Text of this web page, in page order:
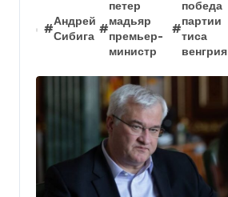
#
Андрей
Сибига
#
петер
мадьяр
премьер-
министр
#
победа
партии
тиса
венгрия